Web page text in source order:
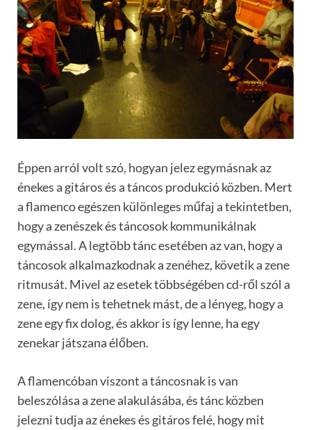
Éppen arról volt szó, hogyan jelez egymásnak az
énekes a gitáros és a táncos produkció közben. Mert
a flamenco egészen különleges műfaj a tekintetben,
hogy a zenészek és táncosok kommunikálnak
egymással. A legtöbb tánc esetében az van, hogy a
táncosok alkalmazkodnak a zenéhez, követik a zene
ritmusát. Mivel az esetek többségében cd-ről szól a
zene, így nem is tehetnek mást, de a lényeg, hogy a
zene egy fix dolog, és akkor is így lenne, ha egy
zenekar játszana élőben.
A flamencóban viszont a táncosnak is van
beleszólása a zene alakulásába, és tánc közben
jelezni tudja az énekes és gitáros felé, hogy mit